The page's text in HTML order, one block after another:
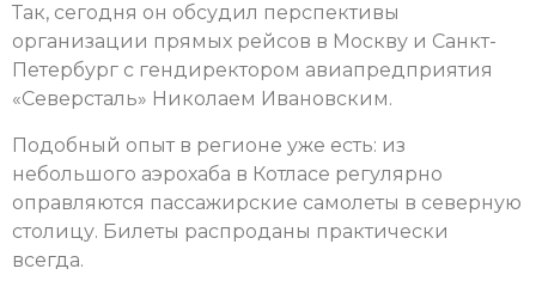
Так, сегодня он обсудил перспективы
организации прямых рейсов в Москву и Санкт-
Петербург с гендиректором авиапредприятия
«Северсталь» Николаем Ивановским.
Подобный опыт в регионе уже есть: из
небольшого аэрохаба в Котласе регулярно
оправляются пассажирские самолеты в северную
столицу. Билеты распроданы практически
всегда.